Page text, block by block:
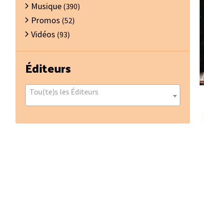
Musique (390)
Promos (52)
Vidéos (93)
Éditeurs
Tou(te)s les Éditeurs